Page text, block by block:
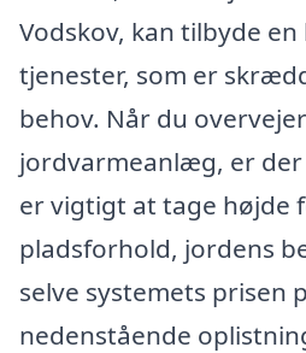
Vodskov, kan tilbyde
tjenester, som er
behov. Når du
jordvarmeanlæg, er
er vigtigt at tage højde
pladsforhold, jordens
selve systemets prisen
nedenstående